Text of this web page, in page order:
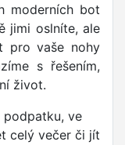
moderních bot
jimi oslníte, ale
pro vaše nohy
s řešením,
život.
podpatku, ve
celý večer či jít